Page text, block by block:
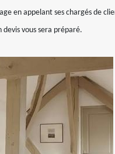
en appelant ses chargés de
devis vous sera préparé.